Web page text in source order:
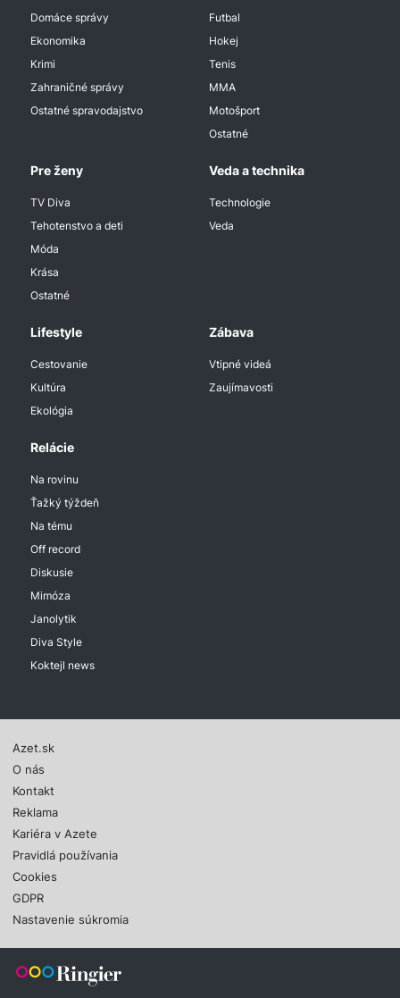
Domáce správy
Ekonomika
Krimi
Zahraničné správy
Ostatné spravodajstvo
Futbal
Hokej
Tenis
MMA
Motošport
Ostatné
Pre ženy
TV Diva
Tehotenstvo a deti
Móda
Krása
Ostatné
Veda a technika
Technologie
Veda
Lifestyle
Cestovanie
Kultúra
Ekológia
Zábava
Vtipné videá
Zaujímavosti
Relácie
Na rovinu
Ťažký týždeň
Na tému
Off record
Diskusie
Mimóza
Janolytik
Diva Style
Koktejl news
Azet.sk
O nás
Kontakt
Reklama
Kariéra v Azete
Pravidlá používania
Cookies
GDPR
Nastavenie súkromia